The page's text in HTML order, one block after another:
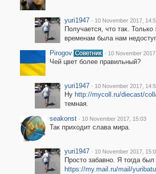
yuri1947 · 10 November 2017,
Получается, что так.
временам была нам
Pirogov
· 10 November
Чей цвет более правильный?
yuri1947 · 10 November 2017,
Ну http://mycoll.ru/diecast/
темная.
seakonst · 10 November 2017, 15:03
Так приходит слава мира.
yuri1947 · 10 November 2017,
Просто забавно. Я тогда
https://my.mail.ru/mail/